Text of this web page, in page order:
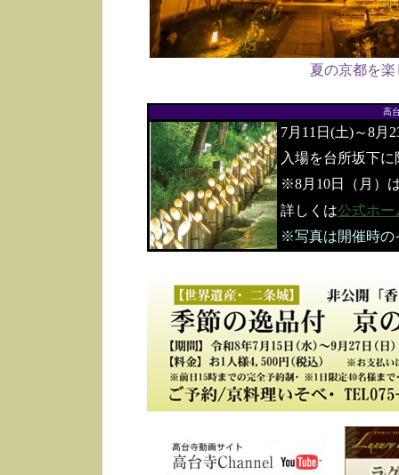
夏の京都を
高
7月11日(土)～8月
入場を台所坂下
※8月10日（月）
詳しくは公式ホー
※写真は開催時の